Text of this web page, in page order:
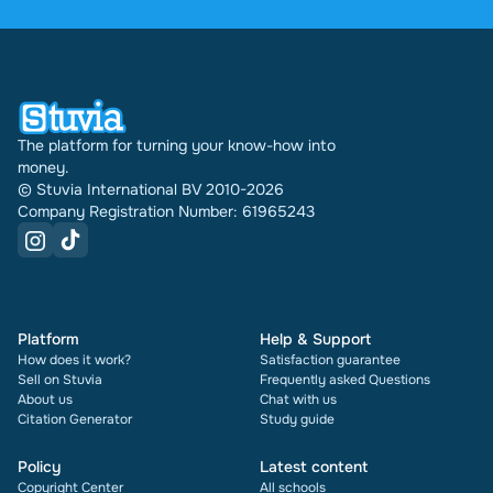
The platform for turning your know-how into
money.
© Stuvia International BV 2010-2026
Company Registration Number: 61965243
Platform
How does it work?
Sell on Stuvia
About us
Citation Generator
Help & Support
Satisfaction guarantee
Frequently asked Questions
Chat with us
Study guide
Policy
Copyright Center
Latest content
All schools